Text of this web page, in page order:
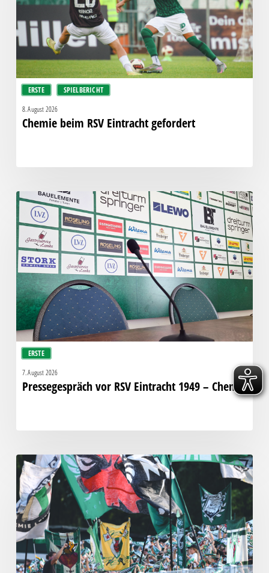
ERSTE SPIELBERICHT
8. August 2026
Chemie beim RSV Eintracht gefordert
ERSTE
Pressegespräch
vor
RSV
Eintracht
1949
–
Chemie
7. August 2026
Pressegespräch vor RSV Eintracht 1949 – Chemie
Faninfo
zum
Auswärtsspiel
beim
RSV
Eintracht